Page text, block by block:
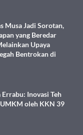
Musa Jadi Sorotan,
yang Beredar
Upaya
Bentrokan di
Inovasi Teh
oleh KKN 39